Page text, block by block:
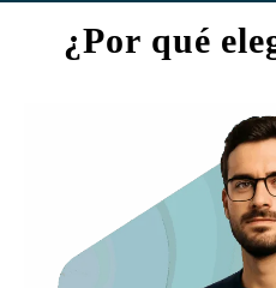
¿Por qué